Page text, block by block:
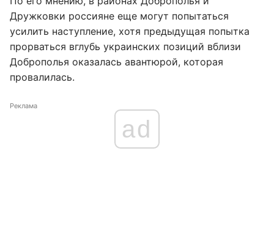
Дружковки россияне еще могут попытаться
усилить наступление, хотя предыдущая попытка
прорваться вглубь украинских позиций вблизи
Доброполья оказалась авантюрой, которая
провалилась.
Реклама
ad